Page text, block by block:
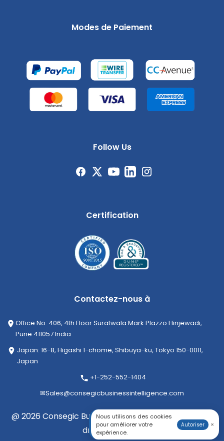
Modes de Paiement
Follow Us
Certification
Contactez-nous à
Office No. 406, 4th Floor Suratwala Mark Plazzo Hinjewadi,
Pune 411057 India
Japan: 16-8, Higashi 1-chome, Shibuya-ku, Tokyo 150-0011,
Japan
+1-252-552-1404
✉Sales@consegicbusinessintelligence.com
@ 2026 Consegic Business Intelligence Pvt Ltd. Tous
droits réservés
Nous utilisons des cookies
pour améliorer votre
expérience.
Autoriser ×